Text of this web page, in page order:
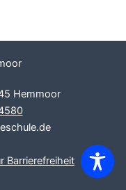
Hemmoor
Barrierefreiheit